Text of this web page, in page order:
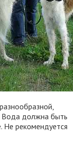
Вода должна быть
Не рекомендуется